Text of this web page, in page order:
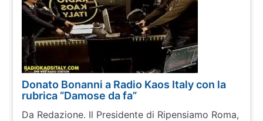
Donato Bonanni a Radio Kaos Italy con la
rubrica “Damose da fa”
Da Redazione. Il Presidente di Ripensiamo Roma,